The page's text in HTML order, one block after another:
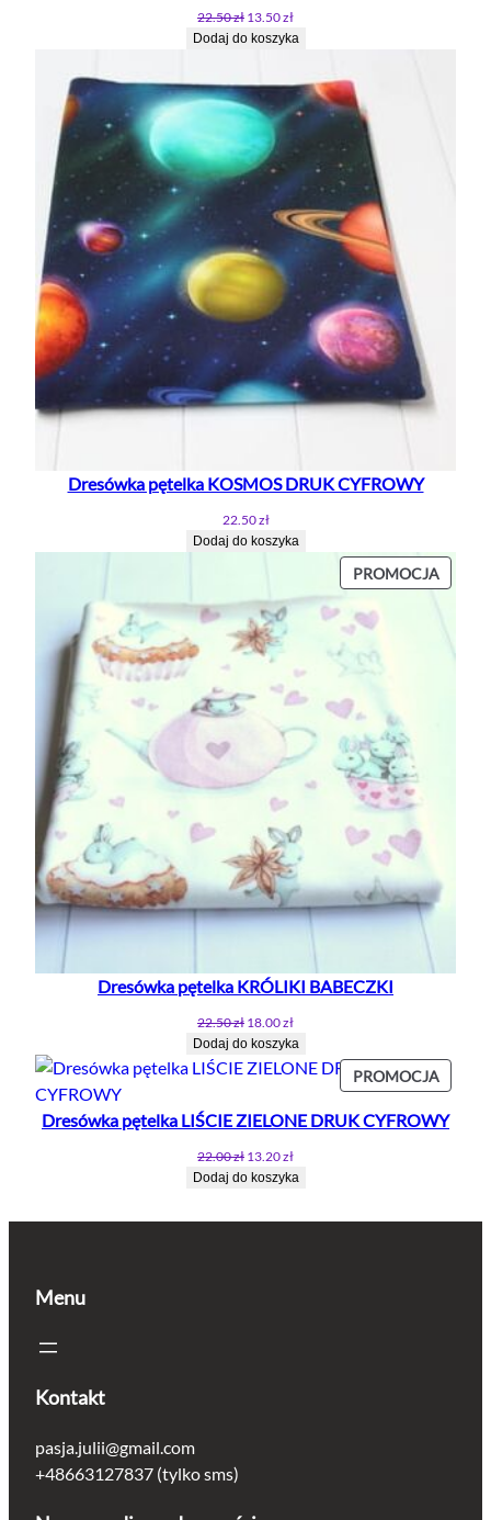
22.50zł Pierwotna
cena
13.50złAktualna
cena
13.50 zł.
Dodaj do koszyka
Dresówka pętelka KOSMOS DRUK CYFROWY
22.50zł
Dodaj do koszyka
PROMOCJA
W
Dresówka pętelka KRÓLIKI BABECZKI
22.50zł Pierwotna
cena
wynosiła:
18.00złAktualna
cena
wynosi:
Dodaj do koszyka
PROMOCJA
W
Dresówka pętelka LIŚCIE ZIELONE DRUK CYFROWY
22.00zł Pierwotna
cena
13.20złAktualna
cena
Dodaj do koszyka
Menu
Kontakt
pasja.julii@gmail.com
+48663127837 (tylko sms)